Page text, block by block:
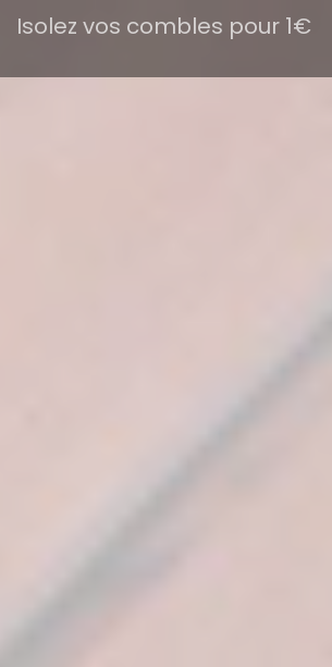
Isolez vos combles pour 1€